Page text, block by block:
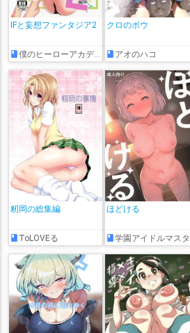
IFと妄想ファンタジア2
僕のヒーローアカデミア
クロのボウ
アオのハコ
籾岡の総集編
ToLOVEる
ほどける
学園アイドルマスター